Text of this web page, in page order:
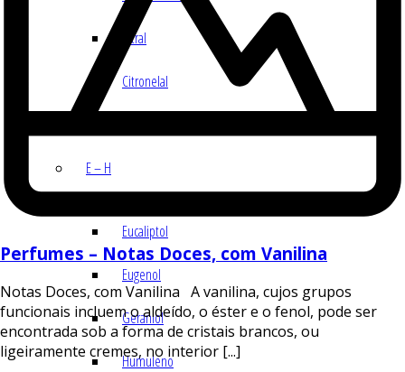
Citral
Citronelal
E – H
Eucaliptol
Eugenol
Geraniol
Humuleno
Perfumes – Notas Doces, com Vanilina
Notas Doces, com Vanilina A vanilina, cujos grupos
funcionais incluem o aldeído, o éster e o fenol, pode ser
encontrada sob a forma de cristais brancos, ou
ligeiramente cremes, no interior [...]